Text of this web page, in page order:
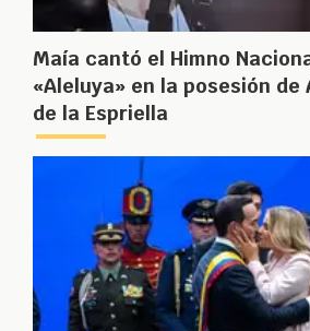
Maía cantó el Himno
«Aleluya» en la posesión de
de la Espriella